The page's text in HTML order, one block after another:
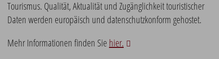
Tourismus. Qualität, Aktualität und Zugänglichkeit touristischer
Daten werden europäisch und datenschutzkonform gehostet.
Mehr Informationen finden Sie hier.